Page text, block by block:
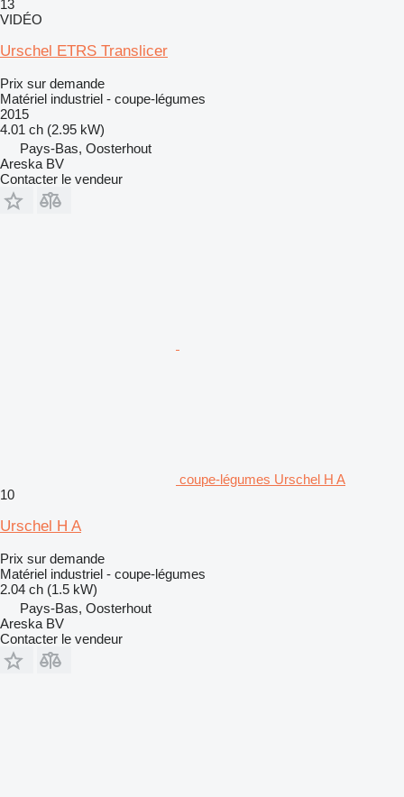
13
VIDÉO
Urschel ETRS Translicer
Prix sur demande
Matériel industriel - coupe-légumes
2015
4.01 ch (2.95 kW)
Pays-Bas, Oosterhout
Areska BV
Contacter le vendeur
coupe-légumes Urschel H A
10
Urschel H A
Prix sur demande
Matériel industriel - coupe-légumes
2.04 ch (1.5 kW)
Pays-Bas, Oosterhout
Areska BV
Contacter le vendeur